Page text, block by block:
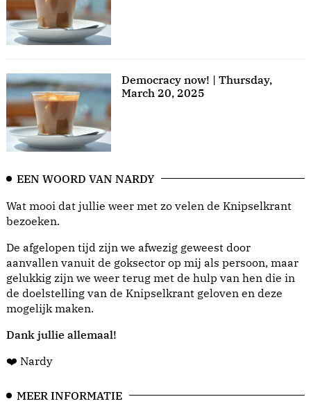
Democracy now! | Thursday,
March 20, 2025
EEN WOORD VAN NARDY
Wat mooi dat jullie weer met zo velen de Knipselkrant
bezoeken.
De afgelopen tijd zijn we afwezig geweest door
aanvallen vanuit de goksector op mij als persoon, maar
gelukkig zijn we weer terug met de hulp van hen die in
de doelstelling van de Knipselkrant geloven en deze
mogelijk maken.
Dank jullie allemaal!
❤️ Nardy
MEER INFORMATIE